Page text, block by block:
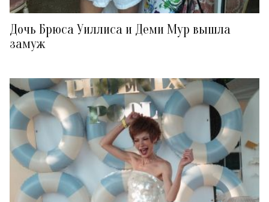
Дочь Брюса Уиллиса и Деми Мур вышла
замуж